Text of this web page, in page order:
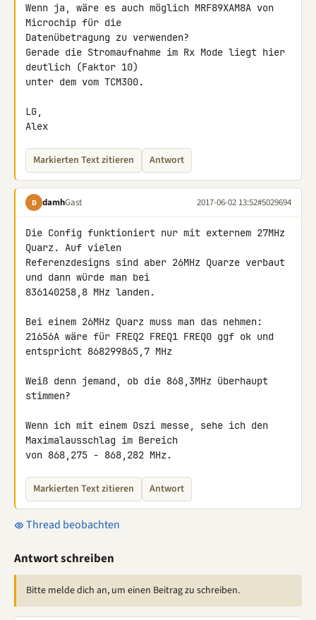
Wenn ja, wäre es auch möglich MRF89XAM8A von
Microchip für die
Datenübetragung zu verwenden?
Gerade die Stromaufnahme im Rx Mode liegt hier
deutlich (Faktor 10)
unter dem vom TCM300.
LG,
Alex
Markierten Text zitieren Antwort
D damhGast 2017-06-02 13:52#5029694
Die Config funktioniert nur mit externem 27MHz
Quarz. Auf vielen
Referenzdesigns sind aber 26MHz Quarze verbaut
und dann würde man bei
836140258,8 MHz landen.
Bei einem 26MHz Quarz muss man das nehmen:
21656A wäre für FREQ2 FREQ1 FREQ0 ggf ok und
entspricht 868299865,7 MHz
Weiß denn jemand, ob die 868,3MHz überhaupt
stimmen?
Wenn ich mit einem Oszi messe, sehe ich den
Maximalausschlag im Bereich
von 868,275 - 868,282 MHz.
Markierten Text zitieren Antwort
Thread beobachten
Antwort schreiben
Bitte melde dich an, um einen Beitrag zu schreiben.